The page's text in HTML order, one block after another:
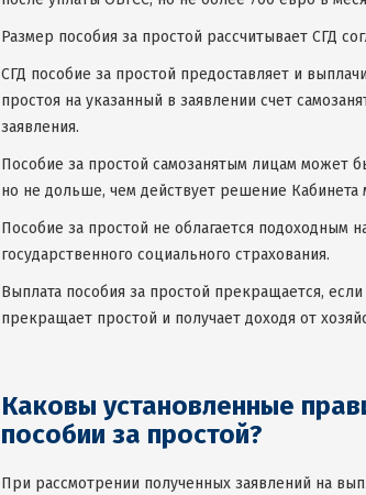
Размер пособия за простой рассчитывает СГД
СГД пособие за простой предоставляет и
простоя на указанный в заявлении счет
заявления.
Пособие за простой самозанятым лицам может
но не дольше, чем действует решение Кабинета
Пособие за простой не облагается подоходным
государственного социального страхования.
Выплата пособия за простой прекращается,
прекращает простой и получает доходя от
Каковы установленные
пособии за простой?
При рассмотрении полученных заявлений на